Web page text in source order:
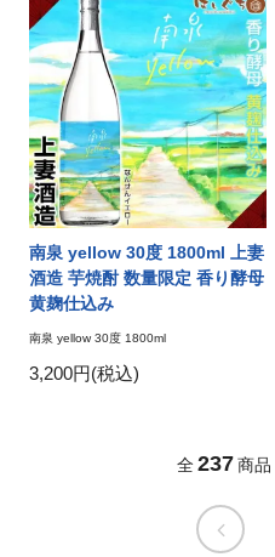
南泉 yellow 30度 1800ml 上妻
酒造 芋焼酎 数量限定 香り酵母
黄麹仕込み
南泉 yellow 30度 1800ml
3,200円(税込)
全 237 商品